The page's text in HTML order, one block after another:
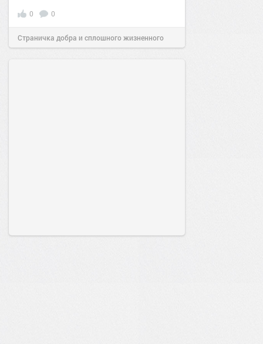
0 0
Страничка добра и сплошного жизненного